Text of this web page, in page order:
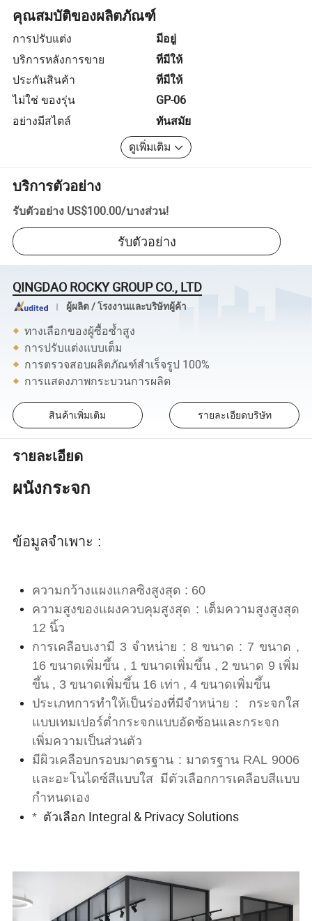
คุณสมบัติของผลิตภัณฑ์
การปรับแต่ง
มีอยู่
บริการหลังการขาย
ที่มีให้
ประกันสินค้า
ที่มีให้
ไม่ใช่ ของรุ่น
GP-06
อย่างมีสไตล์
ทันสมัย
ดูเพิ่มเติม
บริการตัวอย่าง
รับตัวอย่าง US$100.00/บางส่วน!
รับตัวอย่าง
QINGDAO ROCKY GROUP CO., LTD
ผู้ผลิต / โรงงานและบริษัทผู้ค้า
ทางเลือกของผู้ซื้อซ้ำสูง
การปรับแต่งแบบเต็ม
การตรวจสอบผลิตภัณฑ์สำเร็จรูป 100%
การแสดงภาพกระบวนการผลิต
สินค้าเพิ่มเติม รายละเอียดบริษัท
รายละเอียด
ผนังกระจก
ข้อมูลจำเพาะ :
ความกว้างแผงแกลซิงสูงสุด : 60
ความสูงของแผงควบคุมสูงสุด : เต็มความสูงสูงสุด
12 นิ้ว
การเคลือบเงามี 3 จำหน่าย : 8 ขนาด : 7 ขนาด ,
16 ขนาดเพิ่มขึ้น , 1 ขนาดเพิ่มขึ้น , 2 ขนาด 9 เพิ่ม
ขึ้น , 3 ขนาดเพิ่มขึ้น 16 เท่า , 4 ขนาดเพิ่มขึ้น
ประเภทการทำให้เป็นร่องที่มีจำหน่าย : กระจกใส
แบบเทมเปอร์ต่ำกระจกแบบอัดซ้อนและกระจก
เพิ่มความเป็นส่วนตัว
มีผิวเคลือบกรอบมาตรฐาน : มาตรฐาน RAL 9006
และอะโนไดซ์สีแบบใส มีตัวเลือกการเคลือบสีแบบ
กำหนดเอง
* ตัวเลือก Integral & Privacy Solutions